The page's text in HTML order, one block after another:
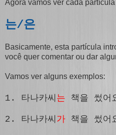
Agora vamos ver cada
는/은
Basicamente, esta partícula
você quer comentar ou dar
Vamos ver alguns exemplos:
1. 타나카씨 는 책을 썼어
2. 타나카씨 가 책을 썼어